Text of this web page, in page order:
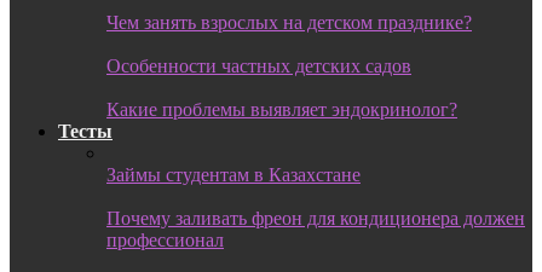
Чем занять взрослых на детском празднике?
Особенности частных детских садов
Какие проблемы выявляет эндокринолог?
Тесты
Займы студентам в Казахстане
Почему заливать фреон для кондиционера должен
профессионал